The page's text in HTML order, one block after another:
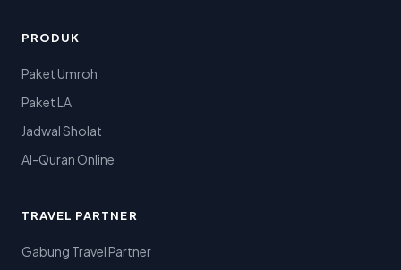
PRODUK
Paket Umroh
Paket LA
Jadwal Sholat
Al-Quran Online
TRAVEL PARTNER
Gabung Travel Partner